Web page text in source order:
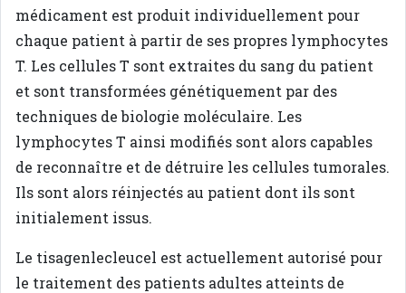
médicament est produit individuellement pour
chaque patient à partir de ses propres lymphocytes
T. Les cellules T sont extraites du sang du patient
et sont transformées génétiquement par des
techniques de biologie moléculaire. Les
lymphocytes T ainsi modifiés sont alors capables
de reconnaître et de détruire les cellules tumorales.
Ils sont alors réinjectés au patient dont ils sont
initialement issus.
Le tisagenlecleucel est actuellement autorisé pour
le traitement des patients adultes atteints de